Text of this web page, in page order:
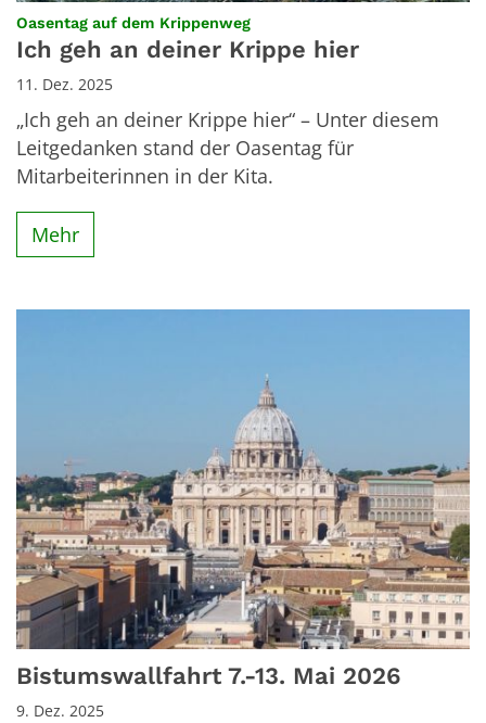
Oasentag auf dem Krippenweg:
Ich geh an deiner Krippe hier
11. Dez. 2025
„Ich geh an deiner Krippe hier“ – Unter diesem
Leitgedanken stand der Oasentag für
Mitarbeiterinnen in der Kita.
Mehr
Bistumswallfahrt 7.-13. Mai 2026
9. Dez. 2025